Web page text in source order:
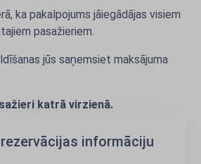
ka pakalpojums jāiegādājas visiem
pasažieriem.
jūs saņemsiet maksājuma
katrā virzienā.
informāciju